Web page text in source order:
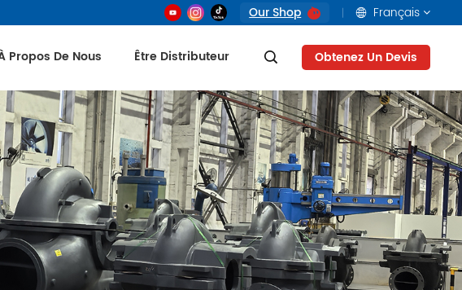
Our Shop Français
français
русский
العربية
Tiếng Việt
Indonesia
Propos De Nous Être Distributeur Obtenez Un Devis